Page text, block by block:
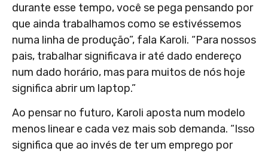
durante esse tempo, você se pega pensando por
que ainda trabalhamos como se estivéssemos
numa linha de produção”, fala Karoli. “Para nossos
pais, trabalhar significava ir até dado endereço
num dado horário, mas para muitos de nós hoje
significa abrir um laptop.”
Ao pensar no futuro, Karoli aposta num modelo
menos linear e cada vez mais sob demanda. “Isso
significa que ao invés de ter um emprego por